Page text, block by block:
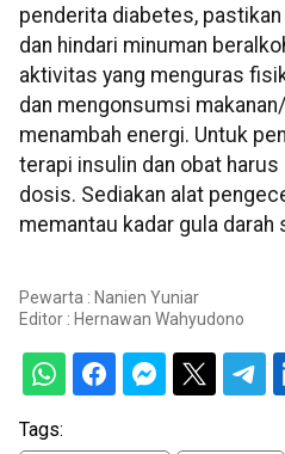
penderita diabetes,
dan hindari minuman
aktivitas yang menguras
dan mengonsumsi
menambah energi. Untuk
terapi insulin dan obat
dosis. Sediakan alat
memantau kadar gula darah
Pewarta : Nanien Yuniar
Editor : Hernawan Wahyudono
Tags: